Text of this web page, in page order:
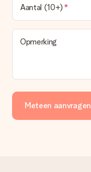
Aantal (10+)
Opmerking
Meteen aanvragen